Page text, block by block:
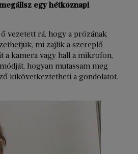
egy hétköznapi
vezetett rá, hogy a prózának
mi zajlik a szereplő
a kamera vagy hall a mikrofon,
hogyan mutassam meg
kikövetkeztetheti a gondolatot.